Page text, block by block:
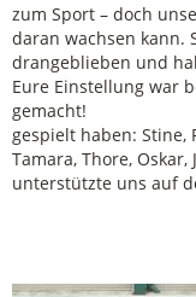
zum Sport – doch
daran wachsen kann.
drangeblieben und
Eure Einstellung war
gemacht!
gespielt haben: Stine,
Tamara, Thore,
unterstützte uns auf